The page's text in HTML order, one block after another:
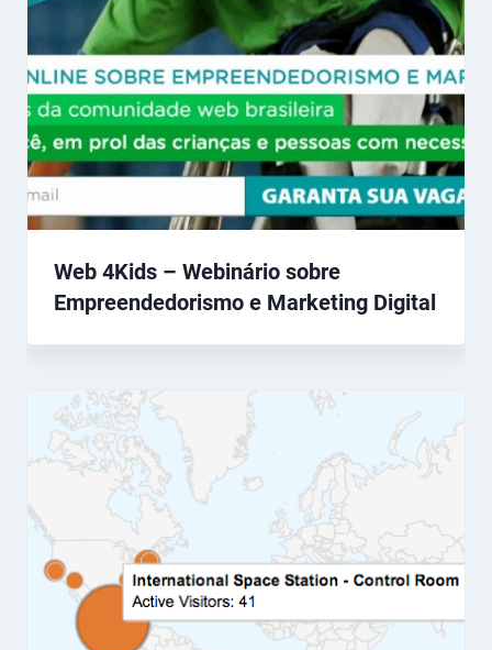
Web 4Kids – Webinário sobre
Empreendedorismo e Marketing Digital